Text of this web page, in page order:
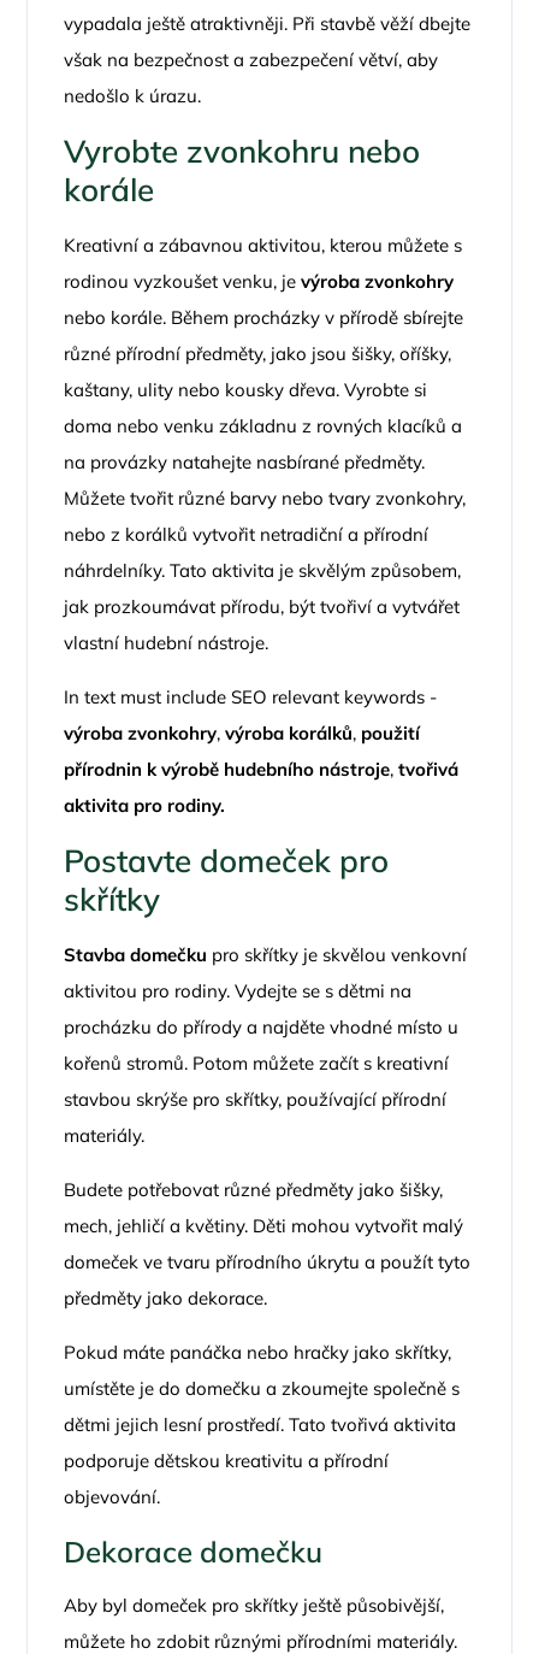
vypadala ještě atraktivněji. Při stavbě věží dbejte
však na bezpečnost a zabezpečení větví, aby
nedošlo k úrazu.
Vyrobte zvonkohru nebo
korále
Kreativní a zábavnou aktivitou, kterou můžete s
rodinou vyzkoušet venku, jevýroba zvonkohry
nebo korále. Během procházky v přírodě sbírejte
různé přírodní předměty, jako jsou šišky, oříšky,
kaštany, ulity nebo kousky dřeva. Vyrobte si
doma nebo venku základnu z rovných klacíků a
na provázky natahejte nasbírané předměty.
Můžete tvořit různé barvy nebo tvary zvonkohry,
nebo z korálků vytvořit netradiční a přírodní
náhrdelníky. Tato aktivita je skvělým způsobem,
jak prozkoumávat přírodu, být tvořiví a vytvářet
vlastní hudební nástroje.
In text must include SEO relevant keywords -
výroba zvonkohry,výroba korálků, použití
přírodnin k výrobě hudebního nástroje,tvořivá
aktivita pro rodiny.
Postavte domeček pro
skřítky
Stavba domečku pro skřítky je skvělou venkovní
aktivitou pro rodiny. Vydejte se s dětmi na
procházku do přírody a najděte vhodné místo u
kořenů stromů. Potom můžete začít s kreativní
stavbou skrýše pro skřítky, používající přírodní
materiály.
Budete potřebovat různé předměty jako šišky,
mech, jehličí a květiny. Děti mohou vytvořit malý
domeček ve tvaru přírodního úkrytu a použít tyto
předměty jako dekorace.
Pokud máte panáčka nebo hračky jako skřítky,
umístěte je do domečku a zkoumejte společně s
dětmi jejich lesní prostředí. Tato tvořivá aktivita
podporuje dětskou kreativitu a přírodní
objevování.
Dekorace domečku
Aby byl domeček pro skřítky ještě působivější,
můžete ho zdobit různými přírodními materiály.